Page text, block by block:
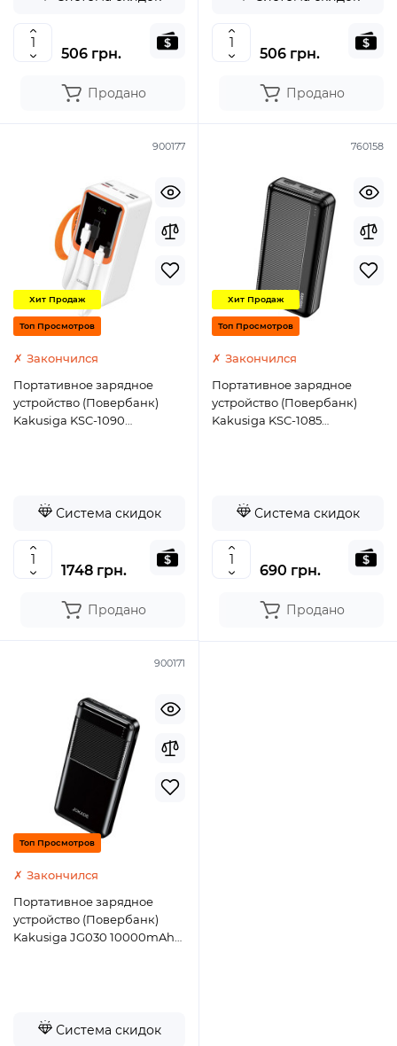
506 грн.
Продано
506 грн.
Продано
900177
Хит Продаж
Топ Просмотров
✗ Закончился
Портативное зарядное
устройство (Повербанк)
Kakusiga KSC-1090
Система скидок
1748 грн.
Продано
760158
Хит Продаж
Топ Просмотров
✗ Закончился
Портативное зарядное
устройство (Повербанк)
Kakusiga KSC-1085
Система скидок
690 грн.
Продано
900171
Топ Просмотров
✗ Закончился
Портативное зарядное
устройство (Повербанк)
Kakusiga JG030 10000mAh
Система скидок